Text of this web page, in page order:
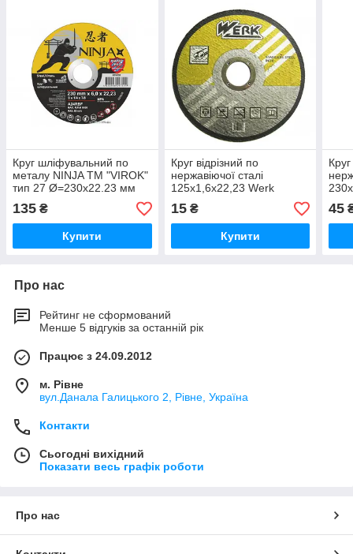
Круг шліфувальний по
металу NINJA ТМ "VIROK"
тип 27 Ø=230х22.23 мм
t=6 мм
135 ₴
Купити
Круг відрізний по
нержавіючої сталі
125х1,6х22,23 Werk
15₴
Купити
45
Про нас
Рейтинг не сформований
Менше 5 відгуків за останній рік
Працює з 24.09.2012
м. Рівне
вул.Данала Галицького 2, Рівне, Україна
Контакти
Сьогодні вихідний
Показати весь графік роботи
Про нас